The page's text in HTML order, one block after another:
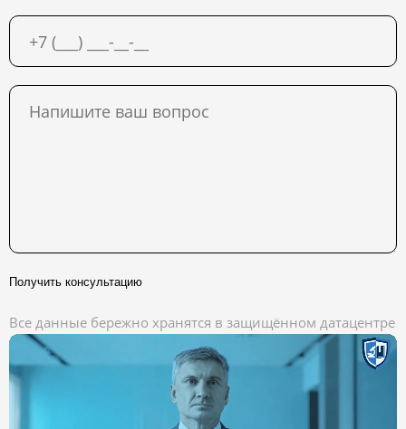
Получить консультацию
Все данные бережно хранятся в защищённом датацентре